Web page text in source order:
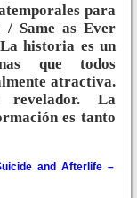
para
/ Same as Ever
historia es un
que todos
atractiva.
La
es tanto
and Afterlife –